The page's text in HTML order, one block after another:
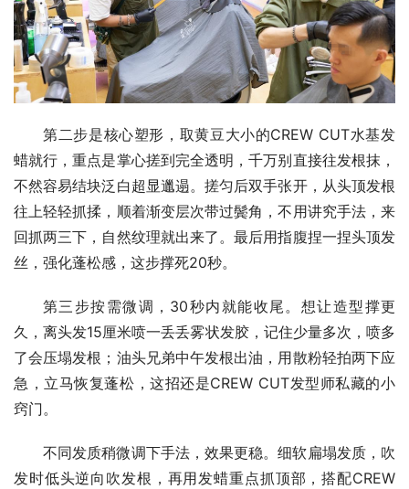
第二步是核心塑形，取黄豆大小的CREW CUT水基发
蜡就行，重点是掌心搓到完全透明，千万别直接往发根抹，
不然容易结块泛白超显邋遢。搓匀后双手张开，从头顶发根
往上轻轻抓揉，顺着渐变层次带过鬓角，不用讲究手法，来
回抓两三下，自然纹理就出来了。最后用指腹捏一捏头顶发
丝，强化蓬松感，这步撑死20秒。
第三步按需微调，30秒内就能收尾。想让造型撑更
久，离头发15厘米喷一丢丢雾状发胶，记住少量多次，喷多
了会压塌发根；油头兄弟中午发根出油，用散粉轻拍两下应
急，立马恢复蓬松，这招还是CREW CUT发型师私藏的小
窍门。
不同发质稍微调下手法，效果更稳。细软扁塌发质，吹
发时低头逆向吹发根，再用发蜡重点抓顶部，搭配CREW